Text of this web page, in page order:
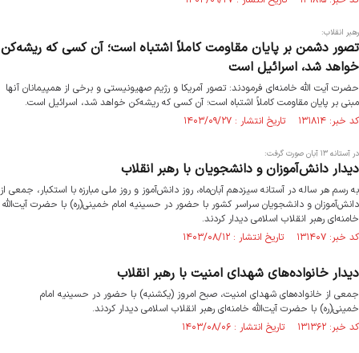
رهبر انقلاب:
تصور دشمن بر پایان مقاومت کاملاً اشتباه است؛ آن کسی که ریشه‌کن
خواهد شد، اسرائیل است
حضرت آیت الله خامنه‌ای فرمودند: تصور آمریکا و رژیم صهیونیستی و برخی از همپیمانان آنها
مبنی بر پایان مقاومت کاملاً اشتباه است؛ آن کسی که ریشه‌کن خواهد شد، اسرائیل است.
کد خبر: ۱۳۱۸۱۴ تاریخ انتشار : ۱۴۰۳/۰۹/۲۷
در آستانه ۱۳ آبان صورت گرفت:
دیدار دانش‌آموزان و دانشجویان با رهبر انقلاب
به رسم هر ساله در آستانه سیزدهم آبان‌ماه، روز دانش‌آموز و روز ملی مبارزه با استکبار، جمعی از
دانش‌آموزان و دانشجویان سراسر کشور با حضور در حسینیه امام خمینی(ره) با حضرت آیت‌الله
خامنه‌ای رهبر انقلاب اسلامی دیدار کردند.
کد خبر: ۱۳۱۴۰۷ تاریخ انتشار : ۱۴۰۳/۰۸/۱۲
دیدار خانواده‌های شهدای امنیت با رهبر انقلاب
جمعی از خانواده‌های شهدای امنیت، صبح امروز (یکشنبه) با حضور در حسینیه امام
خمینی(ره) با حضرت آیت‌الله خامنه‌ای رهبر انقلاب اسلامی دیدار کردند.
کد خبر: ۱۳۱۳۶۲ تاریخ انتشار : ۱۴۰۳/۰۸/۰۶